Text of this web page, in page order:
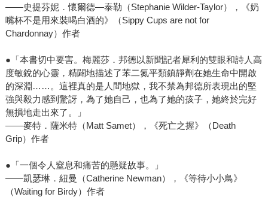
——史提芬妮．懷爾德—泰勒（Stephanie Wilder-Taylor），《奶
嘴杯不是用來裝喝白酒的》（Sippy Cups are not for
Chardonnay）作者
●「本書切中要害。梅麗莎．邦德以新聞記者犀利的雙眼和詩人高
度敏銳的心靈，精闢地描述了苯二氮平類鎮靜劑在她生命中開啟
的深淵……。這裡真的是人間地獄，我不禁為邦德所表現出的堅
強與毅力感到驚訝，為了她自己，也為了她的孩子，她終於完好
無損地走出來了。」
——麥特．薩米特（Matt Samet），《死亡之握》（Death
Grip）作者
●「一個令人窒息和痛苦的懸疑故事。」
——凱瑟琳．紐曼（Catherine Newman），《等待小小鳥》
（Waiting for Birdy）作者